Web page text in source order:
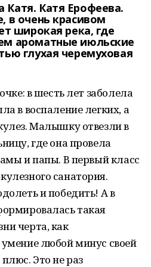
Катя Ерофеева.
в очень красивом
широкая река, где
ароматные июльские
глухая черемуховая
в шесть лет заболела
в воспаление легких, а
Малышку отвезли в
где она провела
и папы. В первый класс
санатория.
и победить! А в
такая
черта, как
любой минус своей
Это не раз